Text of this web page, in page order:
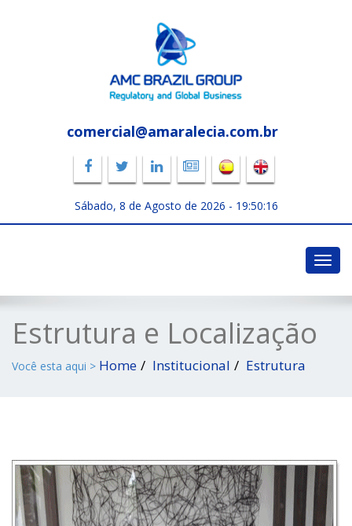
comercial@amaralecia.com.br
Sábado, 8 de Agosto de 2026 - 19:50:17
Estrutura e Localização
Você esta aqui > Home Institucional Estrutura